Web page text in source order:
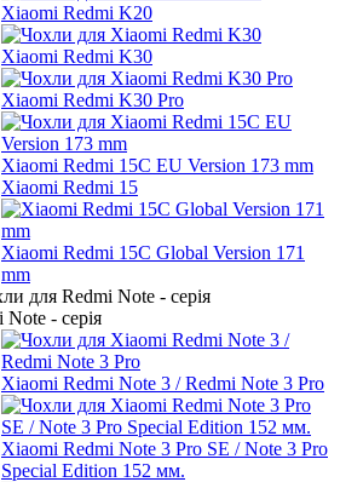
Xiaomi Redmi K20
Xiaomi Redmi K30
Xiaomi Redmi K30 Pro
Xiaomi Redmi 15C EU Version 173 mm
Xiaomi Redmi 15
Xiaomi Redmi 15C Global Version 171
mm
Note - серія
Xiaomi Redmi Note 3 / Redmi Note 3 Pro
Xiaomi Redmi Note 3 Pro SE / Note 3 Pro
Special Edition 152 мм.